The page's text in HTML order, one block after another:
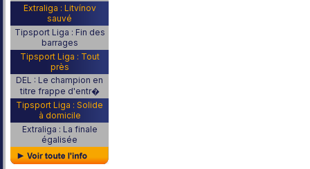
Extraliga : Litvínov
sauvé
Tipsport Liga : Fin des
barrages
Tipsport Liga : Tout
près
DEL : Le champion en
titre frappe d'entr�
Tipsport Liga : Solide
à domicile
Extraliga : La finale
égalisée